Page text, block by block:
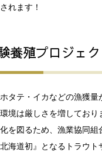
れます！
養殖プロジェ
タテ・イカなどの漁獲量
境は厳しさを増してお
を図るため、漁業協同組
海道初』となるトラウト